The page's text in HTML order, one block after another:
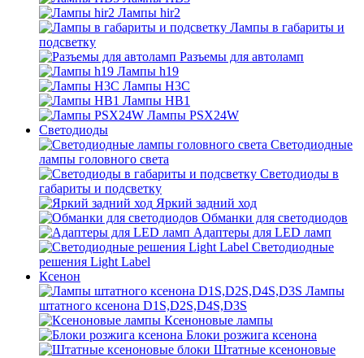
Лампы hir2
Лампы в габариты и
подсветку
Разъемы для автоламп
Лампы h19
Лампы H3C
Лампы HB1
Лампы PSX24W
Светодиоды
Светодиодные
лампы головного света
Светодиоды в
габариты и подсветку
Яркий задний ход
Обманки для светодиодов
Адаптеры для LED ламп
Светодиодные
решения Light Label
Ксенон
Лампы
штатного ксенона D1S,D2S,D4S,D3S
Ксеноновые лампы
Блоки розжига ксенона
Штатные ксеноновые